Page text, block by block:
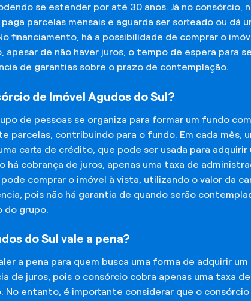
se estender por até 30 anos. Já no consórcio,
parcelas mensais e aguarda ser sorteado ou dá
financiamento, há a possibilidade de comprar o
apesar de não haver juros, o tempo de espera para
de garantias sobre o prazo de contemplação.
de Imóvel Agudos do Sul?
de pessoas se organiza para formar um fundo
parcelas, contribuindo para o fundo. Em cada mês,
carta de crédito, que pode ser usada para
há cobrança de juros, apenas uma taxa de
comprar o imóvel à vista, utilizando o valor da
pois não há garantia de quando serão
do grupo.
do Sul vale a pena?
a pena para quem busca uma forma de adquirir
de juros, pois o consórcio cobra apenas uma taxa
No entanto, é importante considerar que o